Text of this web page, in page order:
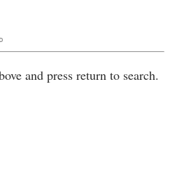
and press return to search.